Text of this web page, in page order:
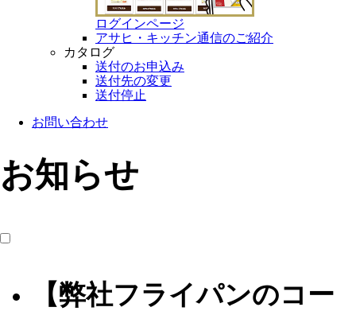
ログインページ
アサヒ・キッチン通信のご紹介
カタログ
送付のお申込み
送付先の変更
送付停止
お問い合わせ
お知らせ
【弊社フライパンのコー